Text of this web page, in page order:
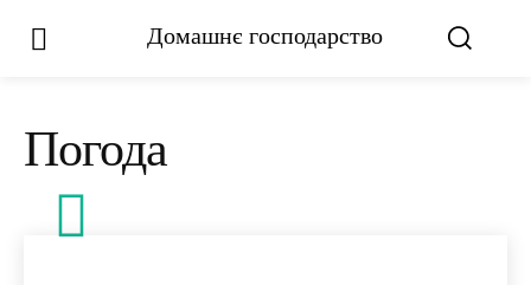
Домашнє господарство
Погода